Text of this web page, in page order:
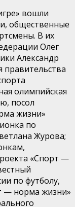
вошли
общественные
В их
Олег
Александр
правительства
олимпийская
посол
жизни»
по
Журова;
«Спорт —
по футболу,
— норма жизни»